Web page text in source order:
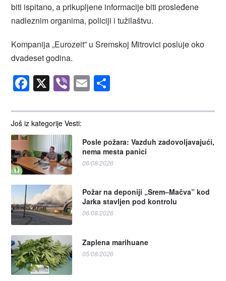
Još iz kategorije Vesti:
Posle požara: Vazduh zadovoljavajući,
nema mesta panici
06/08/2026
Požar na deponiji „Srem–Mačva” kod
Jarka stavljen pod kontrolu
06/08/2026
Zaplena marihuane
05/08/2026
biti ispitano, a prikupljene informacije biti prosleđene
nadleznim organima, policiji i tužilaštvu.
Kompanija „Eurozeit” u Sremskoj Mitrovici posluje oko
dvadeset godina.
Facebook
X Viber
Email